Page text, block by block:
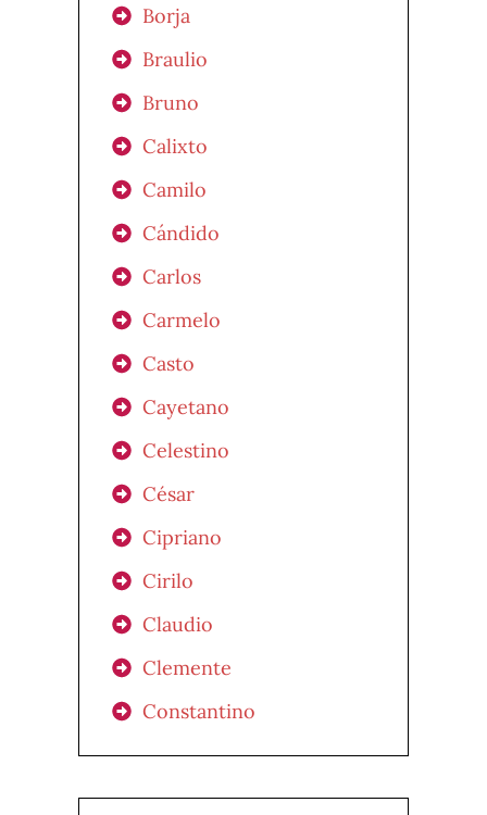
Borja
Braulio
Bruno
Calixto
Camilo
Cándido
Carlos
Carmelo
Casto
Cayetano
Celestino
César
Cipriano
Cirilo
Claudio
Clemente
Constantino